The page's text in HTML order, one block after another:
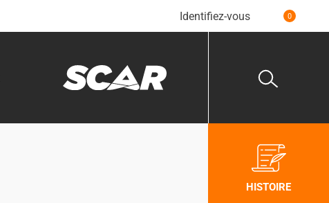
Identifiez-vous 0
HISTOIRE